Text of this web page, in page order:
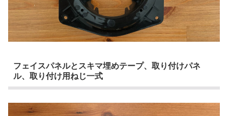
フェイスパネルとスキマ埋めテープ、取り付けパネ
ル、取り付け用ねじ一式